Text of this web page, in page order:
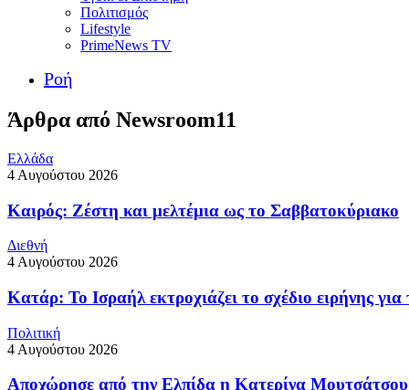
Πολιτισμός
Lifestyle
PrimeNews TV
Ροή
Άρθρα από Newsroom11
Ελλάδα
4 Αυγούστου 2026
Καιρός: Ζέστη και μελτέμια ως το Σαββατοκύριακο
Διεθνή
4 Αυγούστου 2026
Κατάρ: Το Ισραήλ εκτροχιάζει το σχέδιο ειρήνης
Πολιτική
4 Αυγούστου 2026
Αποχώρησε από την Ελπίδα η Κατερίνα Μουτσάτσου